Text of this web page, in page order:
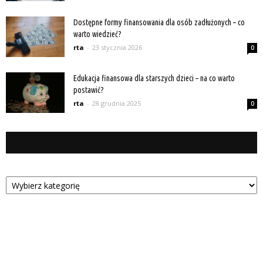
Dostępne formy finansowania dla osób zadłużonych – co
warto wiedzieć?
rta - 23 stycznia 2026 0
Edukacja finansowa dla starszych dzieci – na co warto
postawić?
rta - 28 grudnia 2025 0
Kategorie